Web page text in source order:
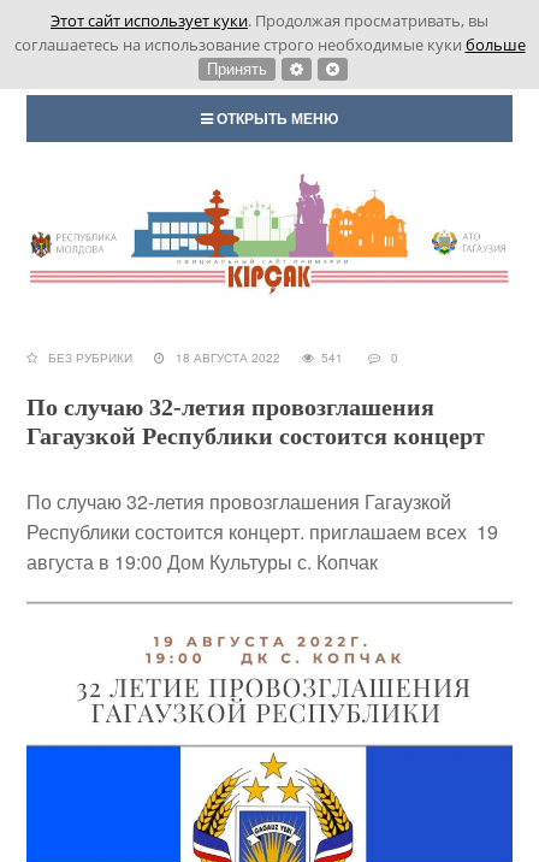
Этот сайт использует куки. Продолжая просматривать, вы
соглашаетесь на использование строго необходимые куки больше
Принять
ОТКРЫТЬ МЕНЮ
БЕЗ РУБРИКИ 18 АВГУСТА 2022 541 0
По случаю 32-летия провозглашения
Гагаузкой Республики состоится концерт
По случаю 32-летия провозглашения Гагаузкой
Республики состоится концерт. приглашаем всех 19
августа в 19:00 Дом Культуры с. Копчак